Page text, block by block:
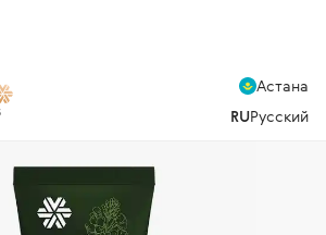
Астана
RUРусский